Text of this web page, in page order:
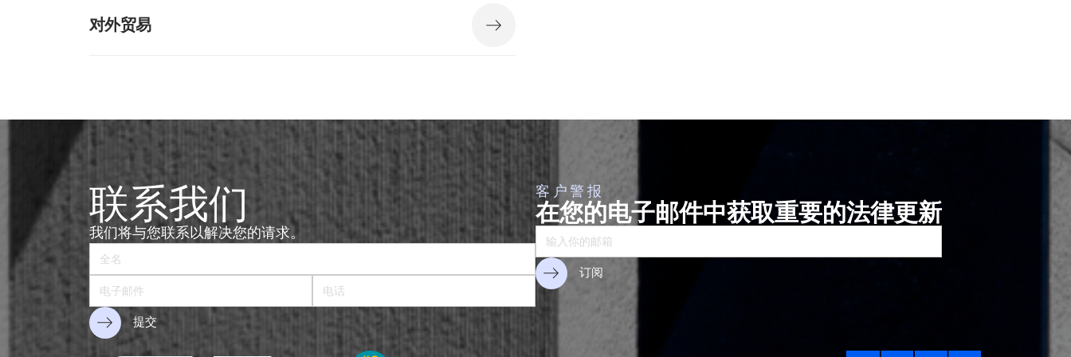
我们通过所有专业领域为客户的个人、家庭和财务关系提供全面的建议，从而支持
他们做出明智和有效的决策。
对外贸易
VER MÁS
联系我们
我们将与您联系以解决您的请求。
客户警报
在您的电子邮件中获取重要的法律更新